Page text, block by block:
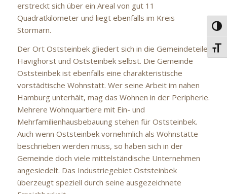
erstreckt sich über ein Areal von gut 11
Quadratkilometer und liegt ebenfalls im Kreis
Stormarn.
Der Ort Oststeinbek gliedert sich in die Gemeindeteile
Havighorst und Oststeinbek selbst. Die Gemeinde
Oststeinbek ist ebenfalls eine charakteristische
vorstädtische Wohnstatt. Wer seine Arbeit im nahen
Hamburg unterhält, mag das Wohnen in der Peripherie.
Mehrere Wohnquartiere mit Ein- und
Mehrfamilienhausbebauung stehen für Oststeinbek.
Auch wenn Oststeinbek vornehmlich als Wohnstätte
beschrieben werden muss, so haben sich in der
Gemeinde doch viele mittelständische Unternehmen
angesiedelt. Das Industriegebiet Oststeinbek
überzeugt speziell durch seine ausgezeichnete